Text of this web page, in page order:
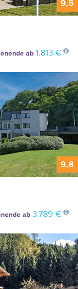
9,5
ab 1.813 €
9,8
ab 3.789 €